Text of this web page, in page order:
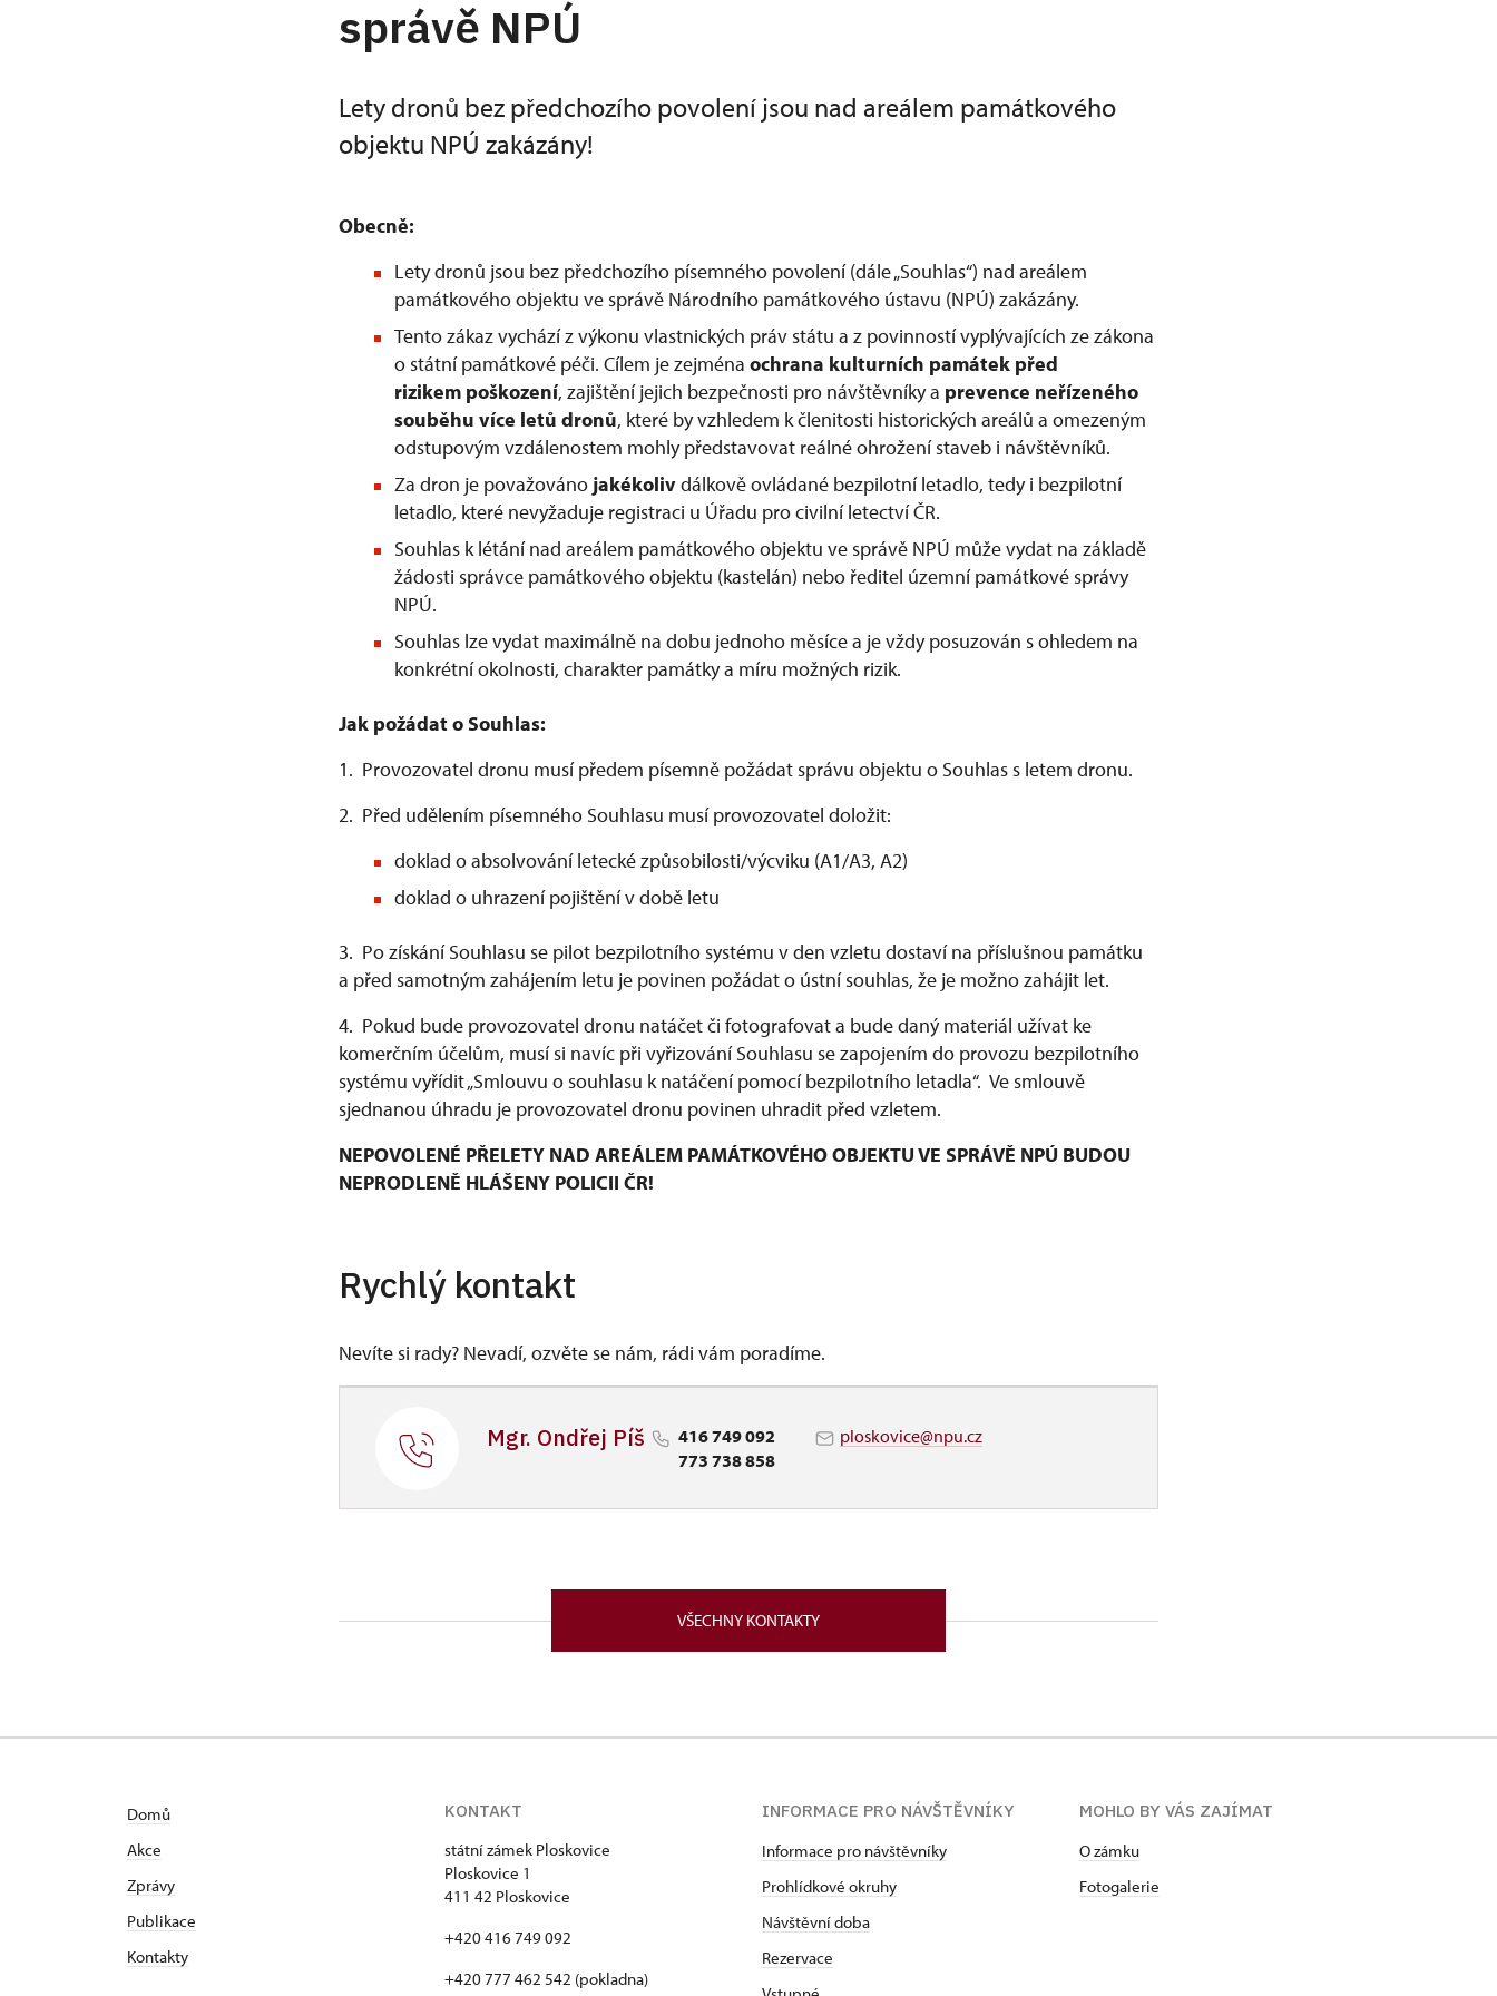
správě NPÚ
Lety dronů bez předchozího povolení jsou nad areálem památkového
objektu NPÚ zakázány!
Obecně:
Lety dronů jsou bez předchozího písemného povolení (dále „Souhlas“) nad areálem
památkového objektu ve správě Národního památkového ústavu (NPÚ) zakázány.
Tento zákaz vychází z výkonu vlastnických práv státu a z povinností vyplývajících ze zákona
o státní památkové péči. Cílem je zejména ochrana kulturních památek před
rizikem poškození, zajištění jejich bezpečnosti pro návštěvníky a prevence neřízeného
souběhu více letů dronů, které by vzhledem k členitosti historických areálů a omezeným
odstupovým vzdálenostem mohly představovat reálné ohrožení staveb i návštěvníků.
Za dron je považováno jakékolivdálkově ovládané bezpilotní letadlo, tedy i bezpilotní
letadlo, které nevyžaduje registraci u Úřadu pro civilní letectví ČR.
Souhlas k létání nad areálem památkového objektu ve správě NPÚ může vydat na základě
žádosti správce památkového objektu (kastelán) nebo ředitel územní památkové správy
NPÚ.
Souhlas lze vydat maximálně na dobu jednoho měsíce a je vždy posuzován s ohledem na
konkrétní okolnosti, charakter památky a míru možných rizik.
Jak požádat o Souhlas:
1. Provozovatel dronu musí předem písemně požádat správu objektu o Souhlas s letem dronu.
2. Před udělením písemného Souhlasu musí provozovatel doložit:
doklad o absolvování letecké způsobilosti/výcviku (A1/A3, A2)
doklad o uhrazení pojištění v době letu
3. Po získání Souhlasu se pilot bezpilotního systému v den vzletu dostaví na příslušnou památku
a před samotným zahájením letu je povinen požádat o ústní souhlas, že je možno zahájit let.
4. Pokud bude provozovatel dronu natáčet či fotografovat a bude daný materiál užívat ke
komerčním účelům, musí si navíc při vyřizování Souhlasu se zapojením do provozu bezpilotního
systému vyřídit „Smlouvu o souhlasu k natáčení pomocí bezpilotního letadla“. Ve smlouvě
sjednanou úhradu je provozovatel dronu povinen uhradit před vzletem.
NEPOVOLENÉ PŘELETY NAD AREÁLEM PAMÁTKOVÉHO OBJEKTU VE SPRÁVĚ NPÚ BUDOU
NEPRODLENĚ HLÁŠENY POLICII ČR!
Rychlý kontakt
Nevíte si rady? Nevadí, ozvěte se nám, rádi vám poradíme.
Mgr. Ondřej Píš
416 749 092
773 738 858
ploskovice@npu.cz
VŠECHNY KONTAKTY
Domů
Akce
Zprávy
Publikace
Kontakty
KONTAKT
státní zámek Ploskovice
Ploskovice 1
411 42 Ploskovice
+420 416 749 092
+420 777 462 542 (pokladna)
INFORMACE PRO NÁVŠTĚVNÍKY
Informace pro návštěvníky
Prohlídkové okruhy
Návštěvní doba
Rezervace
MOHLO BY VÁS ZAJÍMAT
O zámku
Fotogalerie